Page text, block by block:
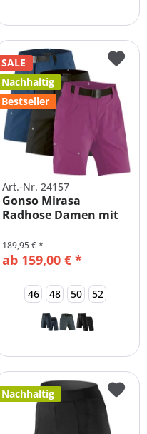
SALE
Nachhaltig
Bestseller
Art.-Nr. 24157
Gonso Mirasa
Radhose Damen mit
ab 159,00 € *
189,95 € *
46 48 50 52
Nachhaltig